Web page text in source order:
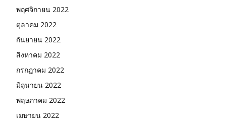
พฤศจิกายน 2022
ตุลาคม 2022
กันยายน 2022
สิงหาคม 2022
กรกฎาคม 2022
มิถุนายน 2022
พฤษภาคม 2022
เมษายน 2022